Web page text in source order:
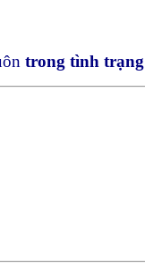
trong tình trạng